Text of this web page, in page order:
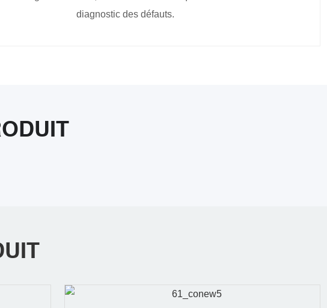
diagnostic des défauts.